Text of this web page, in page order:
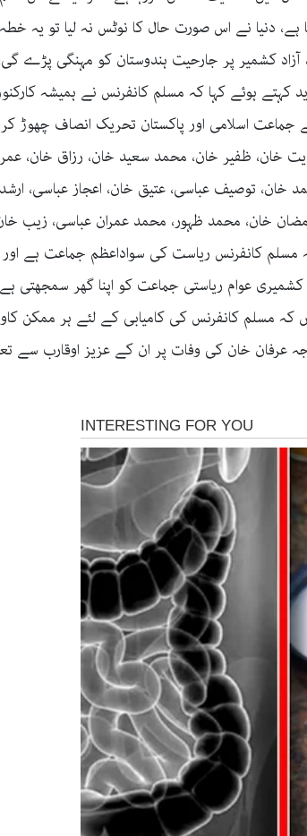
ہے، دنیا نے اس صورت حال کا نوٹس نہ لیا تو یہ خطہ
آزاد کشمیر پر جارحیت ہندوستان کو مہنگی پڑے
کہتے ہوئے کہا کہ مسلم کانفرنس نے ہمیشہ
جماعت اسلامی اور پاکستان تحریک انصاف چھوڑ
خان، ظفیر خان، محمد سعید خان، رزاق خان،
خان، توصیف عباسی، عتیق خان، اعجاز عباسی،
خان، محمد ظہور، محمد عمران عباسی، زیب
مسلم کانفرنس ریاست کی سواداعظم جماعت ہے
عوام ریاستی جماعت کو اپنا گھر سمجھتی ہے
کہ مسلم کانفرنس کی کامیابی کے لئے ہر ممکن
عرفان خان کی وفات پر ان کے عزیز اوقارب سے